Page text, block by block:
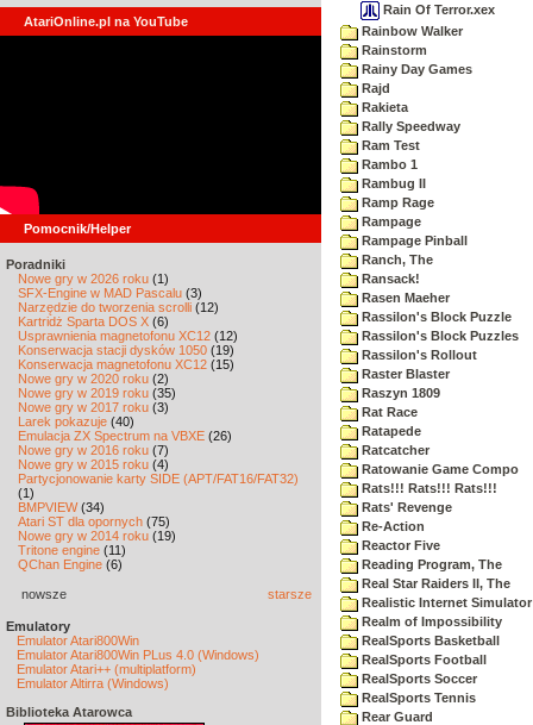
AtariOnline.pl na YouTube
Pomocnik/Helper
Poradniki
Nowe gry w 2026 roku (1)
SFX-Engine w MAD Pascalu (3)
Narzędzie do tworzenia scrolli (12)
Kartridż Sparta DOS X (6)
Usprawnienia magnetofonu XC12 (12)
Konserwacja stacji dysków 1050 (19)
Konserwacja magnetofonu XC12 (15)
Nowe gry w 2020 roku (2)
Nowe gry w 2019 roku (35)
Nowe gry w 2017 roku (3)
Larek pokazuje (40)
Emulacja ZX Spectrum na VBXE (26)
Nowe gry w 2016 roku (7)
Nowe gry w 2015 roku (4)
Partycjonowanie karty SIDE (APT/FAT16/FAT32)
(1)
BMPVIEW(34)
Atari ST dla opornych (75)
Nowe gry w 2014 roku (19)
Tritone engine (11)
QChan Engine (6)
nowsze starsze
Emulatory
Emulator Atari800Win
Emulator Atari800Win PLus 4.0 (Windows)
Emulator Atari++ (multiplatform)
Emulator Altirra (Windows)
Biblioteka Atarowca
Rain Of Terror.xex
Rainbow Walker
Rainstorm
Rainy Day Games
Rajd
Rakieta
Rally Speedway
Ram Test
Rambo 1
Rambug II
Ramp Rage
Rampage
Rampage Pinball
Ranch, The
Ransack!
Rasen Maeher
Rassilon's Block Puzzle
Rassilon's Block Puzzles
Rassilon's Rollout
Raster Blaster
Raszyn 1809
Rat Race
Ratapede
Ratcatcher
Ratowanie Game Compo
Rats!!! Rats!!! Rats!!!
Rats' Revenge
Re-Action
Reactor Five
Reading Program, The
Real Star Raiders II, The
Realistic Internet Simulator
Realm of Impossibility
RealSports Basketball
RealSports Football
RealSports Soccer
RealSports Tennis
Rear Guard